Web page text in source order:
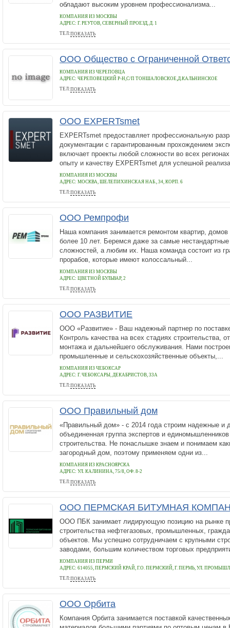
обладают высоким уровнем профессионализма...
КОМПАНИЯ ИЗ МОСКВЫ
АДРЕС: Г. РЕУТОВ, СЕВЕРНЫЙ ПРОЕЗД, Д. 1
ТЕЛ:ПОКАЗАТЬ
+7(495)943-34-39
ООО Общество с Ограниченной
КОМПАНИЯ ИЗ ЧЕРЕПОВЦА
АДРЕС: ЧЕРЕПОВЕЦКИЙ Р-Н,С/П ТОНШАЛОВСКОЕ,Д.КАЛЬНИНСКОЕ
ТЕЛ:ПОКАЗАТЬ
+79965122724
ООО EXPERTsmet
EXPERTsmet предоставляет профессиональную
документации с гарантированным прохождением
включает проекты любой сложности во всех
опыту и качеству EXPERTsmet для успешной
КОМПАНИЯ ИЗ МОСКВЫ
АДРЕС: МОСКВА, ШЕЛЕПИХИНСКАЯ НАБ., 34, КОРП. 6
ТЕЛ:ПОКАЗАТЬ
88003008772
ООО Ремпрофи
Наша компания занимается ремонтом квартир,
более 10 лет. Беремся даже за самые
сложностей, а любим их. Наша команда состоит из
прорабов, которые имеют колоссальный...
КОМПАНИЯ ИЗ МОСКВЫ
АДРЕС: ЦВЕТНОЙ БУЛЬВАР, 2
ТЕЛ:ПОКАЗАТЬ
+7 (958) 111-92-23
ООО РАЗВИТИЕ
ООО «Развитие» - Ваш надежный партнер по
Контроль качества на всех стадиях строительства,
монтажа и дальнейшего обслуживания. Нами
промышленные и сельскохозяйственные объекты,...
КОМПАНИЯ ИЗ ЧЕБОКСАР
АДРЕС: Г. ЧЕБОКСАРЫ, ДЕКАБРИСТОВ, 33А
ТЕЛ:ПОКАЗАТЬ
+78352709085
ООО Правильный дом
«Правильный дом» - с 2014 года строим надежные и
объединенная группа экспертов и
строительства. Не понаслышке знаем и понимаем
загородный дом, поэтому применяем одни из...
КОМПАНИЯ ИЗ КРАСНОЯРСКА
АДРЕС: УЛ. КАЛИНИНА, 75/8, ОФ. 8-2
ТЕЛ:ПОКАЗАТЬ
+7 (391) 214-73-73
ООО ПЕРМСКАЯ БИТУМНАЯ
ООО ПБК занимает лидирующую позицию на рынке
строительства нефтегазовых, промышленных,
объектов. Мы успешно сотрудничаем с крупными
заводами, большим количеством торговых
КОМПАНИЯ ИЗ ПЕРМИ
АДРЕС: 614055, ПЕРМСКИЙ КРАЙ, Г.О. ПЕРМСКИЙ, Г. ПЕРМЬ, УЛ.
ТЕЛ:ПОКАЗАТЬ
88007773693
ООО Орбита
Компания Орбита занимается поставкой